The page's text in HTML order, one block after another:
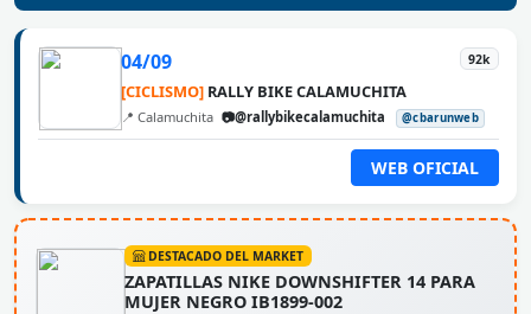
04/09 92k
[CICLISMO] RALLY BIKE CALAMUCHITA
📍 Calamuchita 📷@rallybikecalamuchita @cbarunweb
WEB OFICIAL
DESTACADO DEL MARKET
ZAPATILLAS NIKE DOWNSHIFTER 14 PARA
MUJER NEGRO IB1899-002